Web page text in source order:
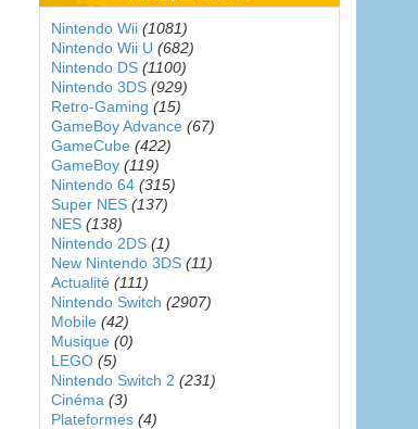
Nintendo Wii (1081)
Nintendo Wii U (682)
Nintendo DS (1100)
Nintendo 3DS (929)
Retro-Gaming (15)
GameBoy Advance (67)
GameCube (422)
GameBoy (119)
Nintendo 64 (315)
Super NES (137)
NES (138)
Nintendo 2DS (1)
New Nintendo 3DS (11)
Actualité (111)
Nintendo Switch (2907)
Mobile (42)
Musique (0)
LEGO (5)
Nintendo Switch 2 (231)
Cinéma (3)
Plateformes (4)